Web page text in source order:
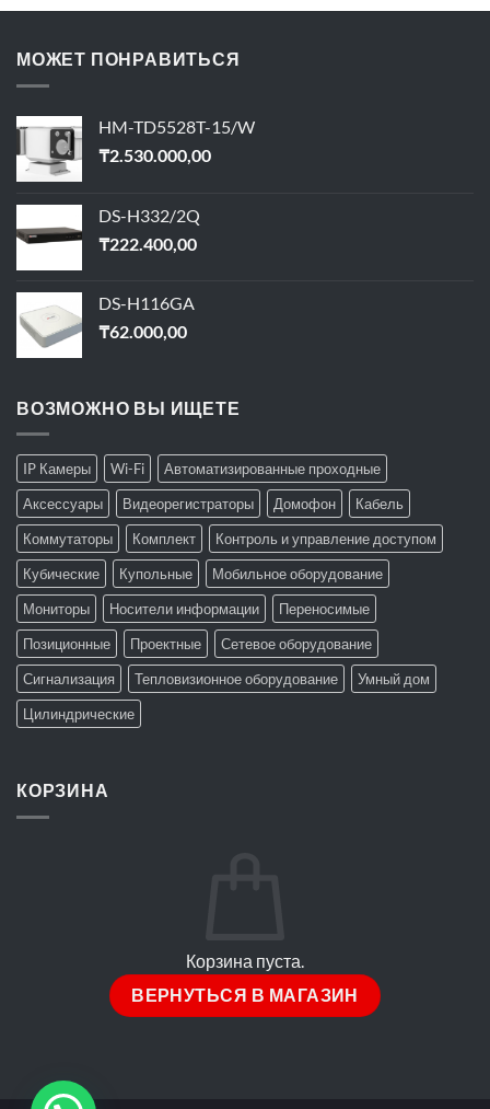
МОЖЕТ ПОНРАВИТЬСЯ
HM-TD5528T-15/W
₸2.530.000,00
DS-H332/2Q
₸222.400,00
DS-H116GA
₸62.000,00
ВОЗМОЖНО ВЫ ИЩЕТЕ
IP Камеры Wi-Fi
Автоматизированные проходные
Аксессуары
Видеорегистраторы Домофон
Кабель
Коммутаторы
Комплект
Контроль и управление доступом
Кубические
Купольные
Мобильное оборудование
Мониторы
Носители информации
Переносимые
Позиционные
Проектные
Сетевое оборудование
Сигнализация
Тепловизионное оборудование
Умный дом
Цилиндрические
КОРЗИНА
Корзина пуста.
ВЕРНУТЬСЯ В МАГАЗИН